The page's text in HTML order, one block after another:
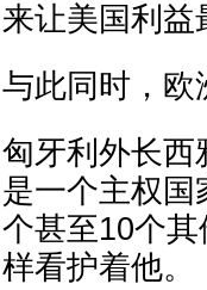
来让美国利益
与此同时，欧
匈牙利外长西
是一个主权国
个甚至10个其
样看护着他。